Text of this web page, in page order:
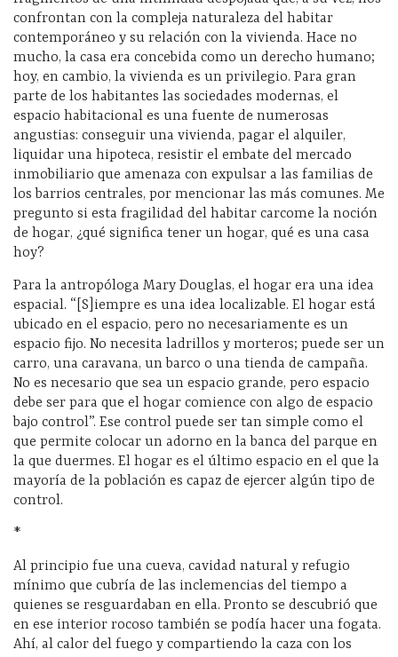
confrontan con la compleja naturaleza del habitar
contemporáneo y su relación con la vivienda. Hace no
mucho, la casa era concebida como un derecho humano;
hoy, en cambio, la vivienda es un privilegio. Para gran
parte de los habitantes las sociedades modernas, el
espacio habitacional es una fuente de numerosas
angustias: conseguir una vivienda, pagar el alquiler,
liquidar una hipoteca, resistir el embate del mercado
inmobiliario que amenaza con expulsar a las familias de
los barrios centrales, por mencionar las más comunes. Me
pregunto si esta fragilidad del habitar carcome la noción
de hogar, ¿qué significa tener un hogar, qué es una casa
hoy?
Para la antropóloga Mary Douglas, el hogar era una idea
espacial. “[S]iempre es una idea localizable. El hogar está
ubicado en el espacio, pero no necesariamente es un
espacio fijo. No necesita ladrillos y morteros; puede ser un
carro, una caravana, un barco o una tienda de campaña.
No es necesario que sea un espacio grande, pero espacio
debe ser para que el hogar comience con algo de espacio
bajo control”. Ese control puede ser tan simple como el
que permite colocar un adorno en la banca del parque en
la que duermes. El hogar es el último espacio en el que la
mayoría de la población es capaz de ejercer algún tipo de
control.
*
Al principio fue una cueva, cavidad natural y refugio
mínimo que cubría de las inclemencias del tiempo a
quienes se resguardaban en ella. Pronto se descubrió que
en ese interior rocoso también se podía hacer una fogata.
Ahí, al calor del fuego y compartiendo la caza con los